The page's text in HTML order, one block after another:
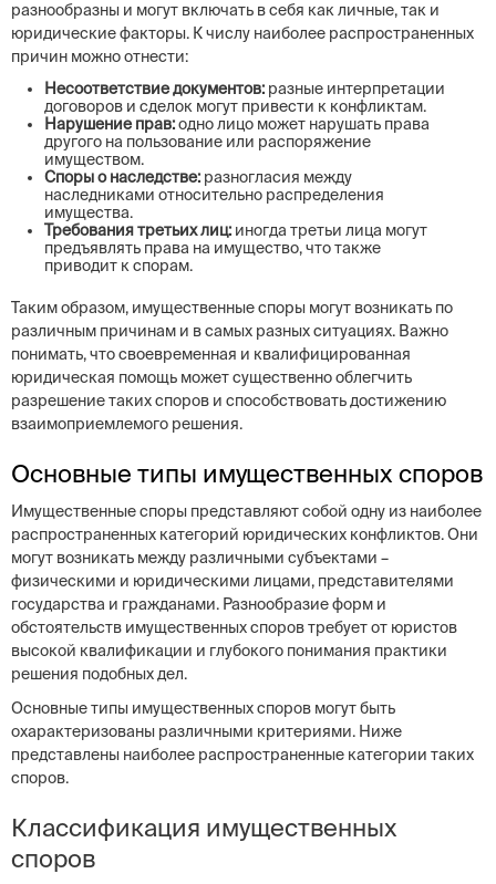
разнообразны и могут включать в себя как личные, так и
юридические факторы. К числу наиболее распространенных
причин можно отнести:
Несоответствие документов: разные интерпретации
договоров и сделок могут привести к конфликтам.
Нарушение прав:одно лицо может нарушать права
другого на пользование или распоряжение
имуществом.
Споры о наследстве: разногласия между
наследниками относительно распределения
имущества.
Требования третьих лиц: иногда третьи лица могут
предъявлять права на имущество, что также
приводит к спорам.
Таким образом, имущественные споры могут возникать по
различным причинам и в самых разных ситуациях. Важно
понимать, что своевременная и квалифицированная
юридическая помощь может существенно облегчить
разрешение таких споров и способствовать достижению
взаимоприемлемого решения.
Основные типы имущественных споров
Имущественные споры представляют собой одну из наиболее
распространенных категорий юридических конфликтов. Они
могут возникать между различными субъектами –
физическими и юридическими лицами, представителями
государства и гражданами. Разнообразие форм и
обстоятельств имущественных споров требует от юристов
высокой квалификации и глубокого понимания практики
решения подобных дел.
Основные типы имущественных споров могут быть
охарактеризованы различными критериями. Ниже
представлены наиболее распространенные категории таких
споров.
Классификация имущественных
споров